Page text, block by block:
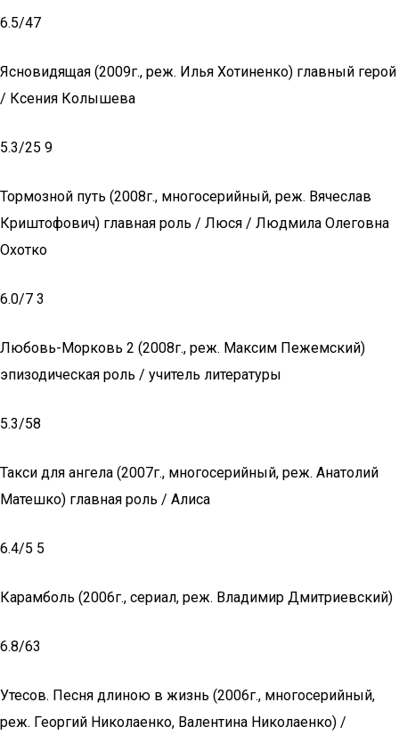
6.5/47
Ясновидящая (2009г., реж. Илья Хотиненко) главный герой
/ Ксения Колышева
5.3/25 9
Тормозной путь (2008г., многосерийный, реж. Вячеслав
Криштофович) главная роль / Люся / Людмила Олеговна
Охотко
6.0/7 3
Любовь-Морковь 2 (2008г., реж. Максим Пежемский)
эпизодическая роль / учитель литературы
5.3/58
Такси для ангела (2007г., многосерийный, реж. Анатолий
Матешко) главная роль / Алиса
6.4/5 5
Карамболь (2006г., сериал, реж. Владимир Дмитриевский)
6.8/63
Утесов. Песня длиною в жизнь (2006г., многосерийный,
реж. Георгий Николаенко, Валентина Николаенко) /